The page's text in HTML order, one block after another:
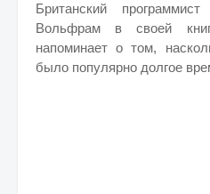
Британский
Вольфрам в своей
напоминает о том,
было популярно долгое